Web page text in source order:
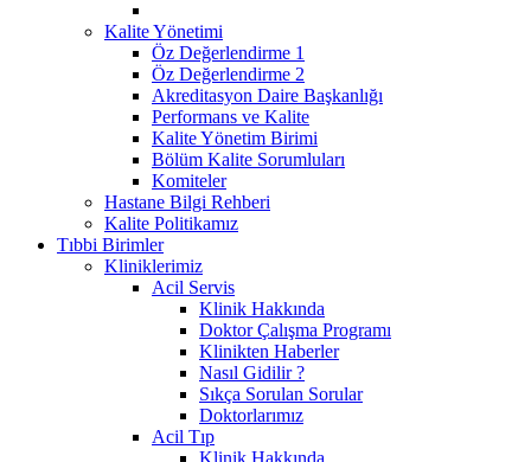
Kalite Yönetimi
Öz Değerlendirme 1
Öz Değerlendirme 2
Akreditasyon Daire Başkanlığı
Performans ve Kalite
Kalite Yönetim Birimi
Bölüm Kalite Sorumluları
Komiteler
Hastane Bilgi Rehberi
Kalite Politikamız
Tıbbi Birimler
Kliniklerimiz
Acil Servis
Klinik Hakkında
Doktor Çalışma Programı
Klinikten Haberler
Nasıl Gidilir ?
Sıkça Sorulan Sorular
Doktorlarımız
Acil Tıp
Klinik Hakkında